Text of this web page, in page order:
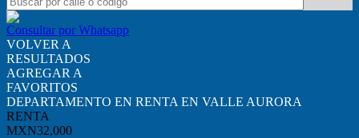
Consultar por Whatsapp
VOLVER A
RESULTADOS
AGREGAR A
FAVORITOS
DEPARTAMENTO EN RENTA EN VALLE AURORA
RENTA
MXN32,000